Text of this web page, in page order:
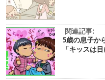
関連記事:
5歳の息子か
「キッスは